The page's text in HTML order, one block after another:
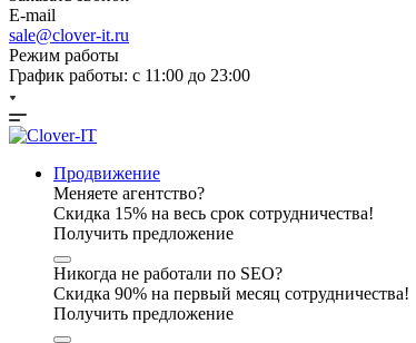
E-mail
sale@clover-it.ru
Режим работы
График работы: с 11:00 до 23:00
Продвижение
Меняете агентство?
Скидка 15% на весь срок сотрудничества!
Получить предложение
Никогда не работали по SEO?
Скидка 90% на первый месяц сотрудничества!
Получить предложение